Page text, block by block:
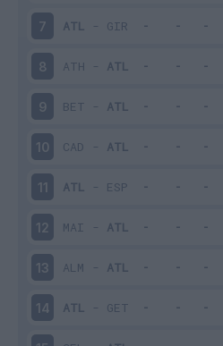
7 ATL - GIR
8 ATH - ATL
9 BET - ATL
10 CAD - ATL
11 ATL - ESP
12 MAI - ATL
13 ALM - ATL
14 ATL - GET